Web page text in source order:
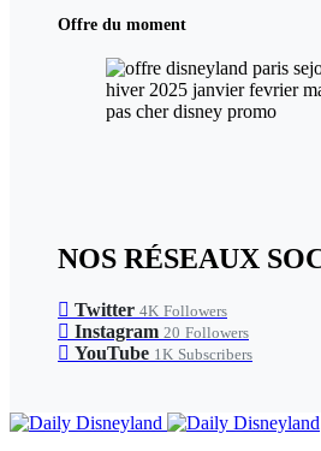
Offre du moment
NOS RÉSEAUX
Twitter 4K Followers
Instagram 20 Followers
YouTube 1K Subscribers